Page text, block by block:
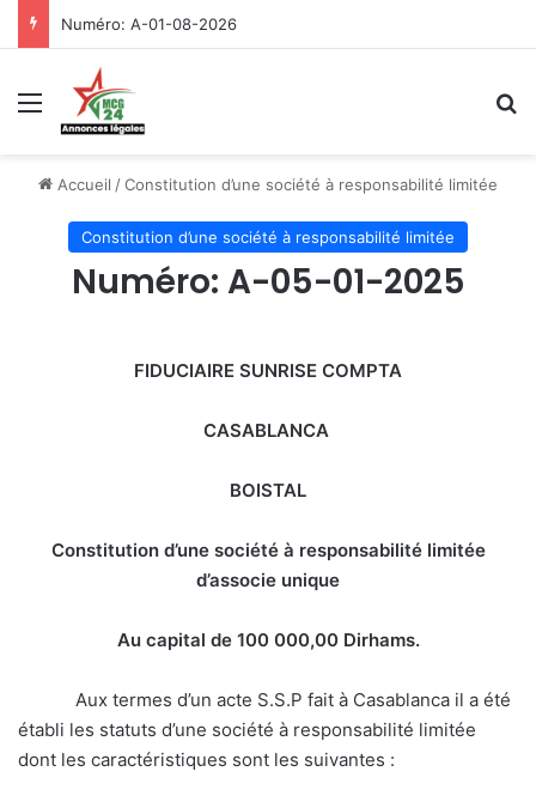
Numéro: A-01-08-2026
Menu
Accueil /Constitution d’une société à responsabilité limitée
Constitution d’une société à responsabilité limitée
Numéro: A-05-01-2025
FIDUCIAIRE SUNRISE COMPTA
CASABLANCA
BOISTAL
Constitution d’une société à responsabilité limitée
d’associe unique
Au capital de 100 000,00 Dirhams.
Aux termes d’un acte S.S.P fait à Casablanca il a été
établi les statuts d’une société à responsabilité limitée
dont les caractéristiques sont les suivantes :